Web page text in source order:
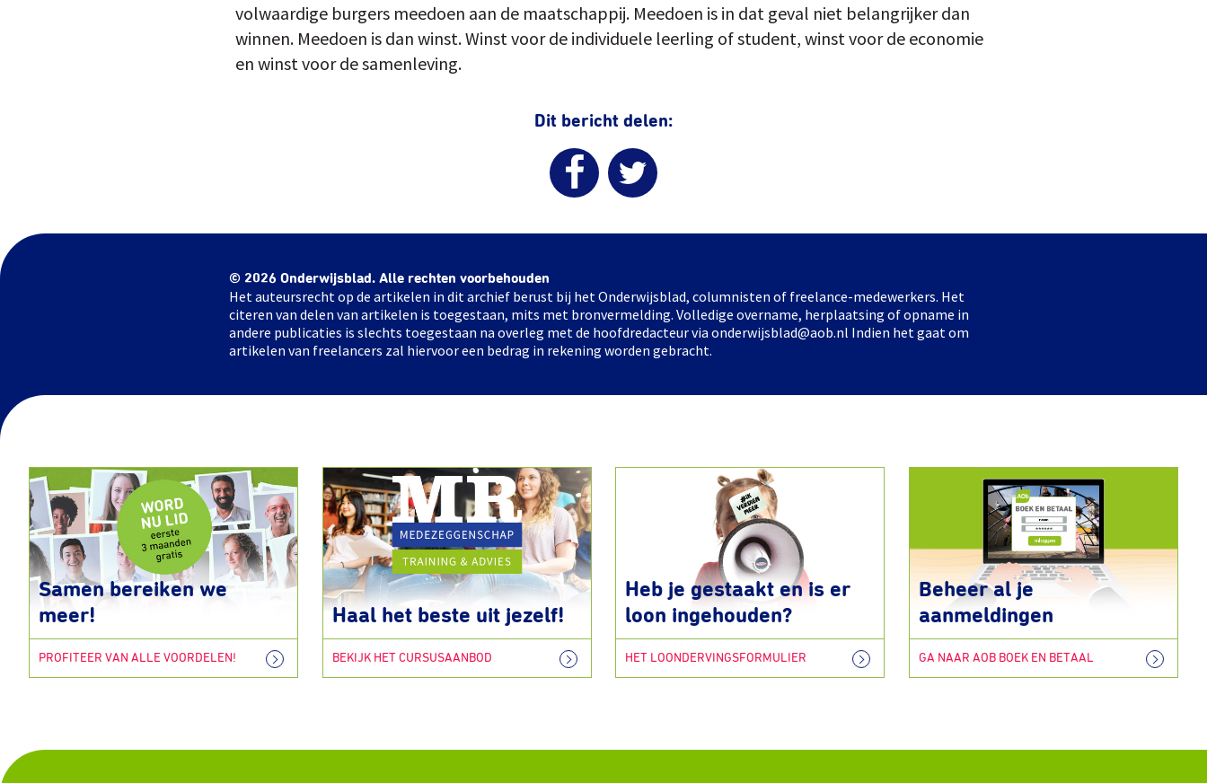
volwaardige burgers meedoen aan de maatschappij. Meedoen is in dat geval niet belangrijker dan
winnen. Meedoen is dan winst. Winst voor de individuele leerling of student, winst voor de economie
en winst voor de samenleving.
Dit bericht delen:
© 2026 Onderwijsblad. Alle rechten voorbehouden
Het auteursrecht op de artikelen in dit archief berust bij het Onderwijsblad, columnisten of freelance-medewerkers. Het
citeren van delen van artikelen is toegestaan, mits met bronvermelding. Volledige overname, herplaatsing of opname in
andere publicaties is slechts toegestaan na overleg met de hoofdredacteur via onderwijsblad@aob.nl Indien het gaat om
artikelen van freelancers zal hiervoor een bedrag in rekening worden gebracht.
Samen bereiken we
meer!
PROFITEER VAN ALLE VOORDELEN!
Haal het beste uit jezelf!
BEKIJK HET CURSUSAANBOD
Heb je gestaakt en is er
loon ingehouden?
HET LOONDERVINGSFORMULIER
Beheer al je
aanmeldingen
GA NAAR AOB BOEK EN BETAAL